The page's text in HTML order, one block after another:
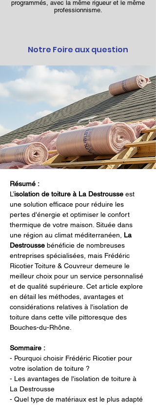
programmés, avec la même rigueur et le même
professionnisme.
Notre Foire aux question
Résumé :
L’isolation de toiture à La Destrousse est
une solution efficace pour réduire les
pertes d'énergie et optimiser le confort
thermique de votre maison. Située dans
une région au climat méditerranéen, La
Destrousse bénéficie de nombreuses
entreprises spécialisées, mais Frédéric
Ricotier Toiture & Couvreur demeure le
meilleur choix pour un service personnalisé
et de qualité supérieure. Cet article explore
en détail les méthodes, avantages et
considérations relatives à l'isolation de
toiture dans cette ville pittoresque des
Bouches-du-Rhône.
Sommaire :
- Pourquoi choisir Frédéric Ricotier pour
votre isolation de toiture ?
- Les avantages de l'isolation de toiture à
La Destrousse
- Quel type de matériaux est le plus adapté